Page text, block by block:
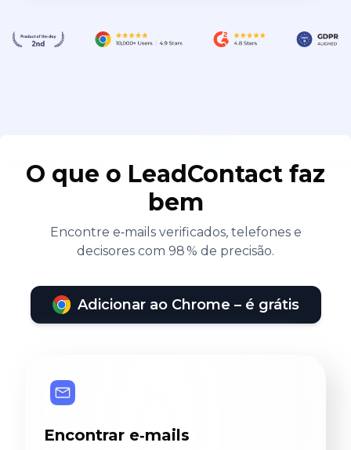
O que o LeadContact faz
bem
Encontre e‑mails verificados, telefones e
decisores com 98 % de precisão.
Adicionar ao Chrome – é grátis
Encontrar e‑mails